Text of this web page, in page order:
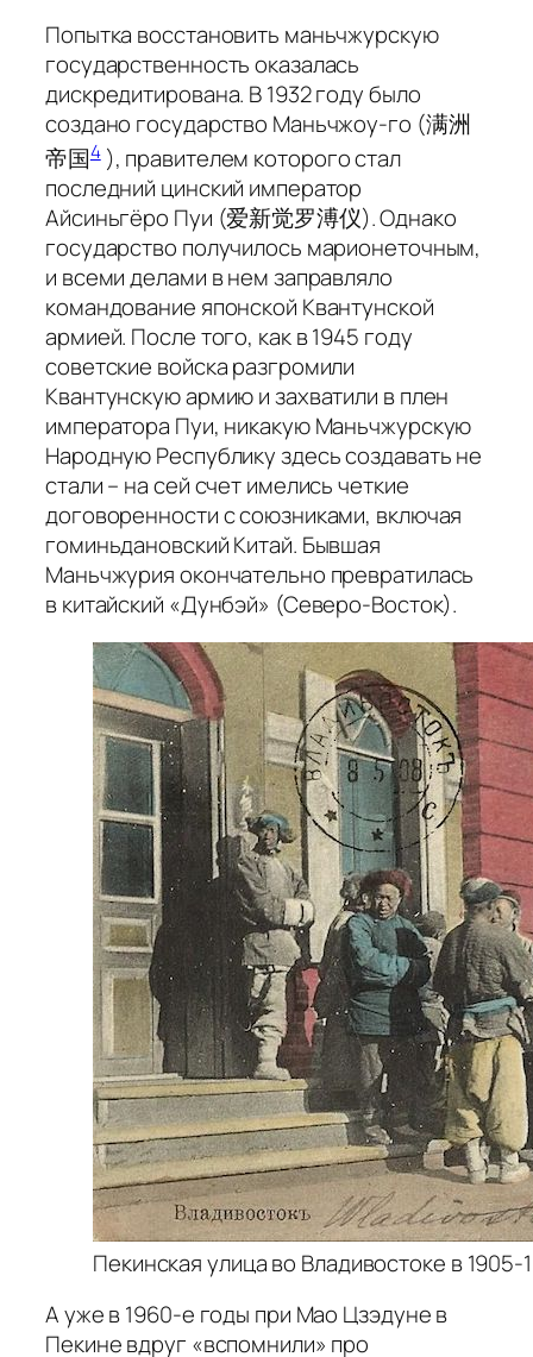
Попытка восстановить маньчжурскую
государственность оказалась
дискредитирована. В 1932 году было
создано государство Маньчжоу-го (满洲
帝国4), правителем которого стал
последний цинский император
Айсиньгёро Пуи (爱新觉罗溥仪). Однако
государство получилось марионеточным,
и всеми делами в нем заправляло
командование японской Квантунской
армией. После того, как в 1945 году
советские войска разгромили
Квантунскую армию и захватили в плен
императора Пуи, никакую Маньчжурскую
Народную Республику здесь создавать не
стали – на сей счет имелись четкие
договоренности с союзниками, включая
гоминьдановский Китай. Бывшая
Маньчжурия окончательно превратилась
в китайский «Дунбэй» (Северо-Восток).
Пекинская улица во Владивостоке в 1905-
А уже в 1960-е годы при Мао Цзэдуне в
Пекине вдруг «вспомнили» про